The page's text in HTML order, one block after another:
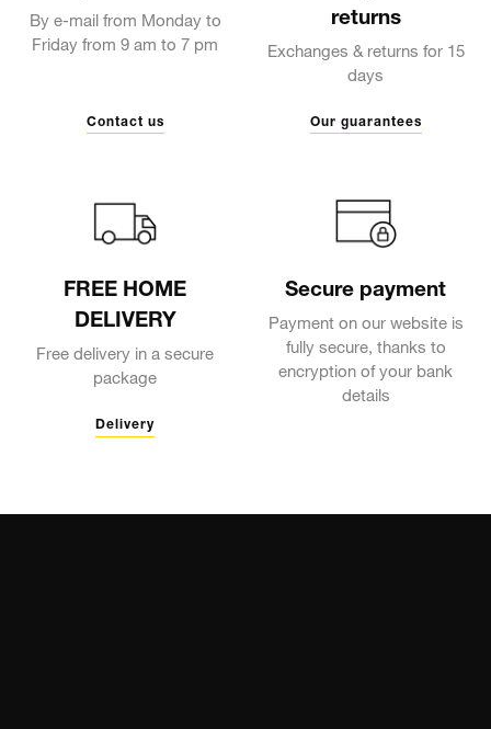
Friday from 9 am to 7 pm
Exchanges & returns for 15
days
DELIVERY
Free delivery in a secure
package
Payment on our website is
fully secure, thanks to
encryption of your bank
details